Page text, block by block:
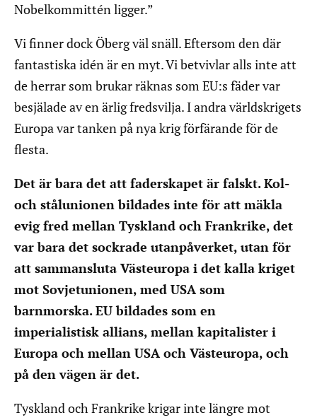
Nobelkommittén ligger.”
Vi finner dock Öberg väl snäll. Eftersom den där
fantastiska idén är en myt. Vi betvivlar alls inte att
de herrar som brukar räknas som EU:s fäder var
besjälade av en ärlig fredsvilja. I andra världskrigets
Europa var tanken på nya krig förfärande för de
flesta.
Det är bara det att faderskapet är falskt. Kol-
och stålunionen bildades inte för att mäkla
evig fred mellan Tyskland och Frankrike, det
var bara det sockrade utanpåverket, utan för
att sammansluta Västeuropa i det kalla kriget
mot Sovjetunionen, med USA som
barnmorska. EU bildades som en
imperialistisk allians, mellan kapitalister i
Europa och mellan USA och Västeuropa, och
på den vägen är det.
Tyskland och Frankrike krigar inte längre mot